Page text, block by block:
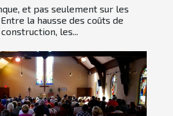
et pas seulement sur les
la hausse des coûts de
construction, les...